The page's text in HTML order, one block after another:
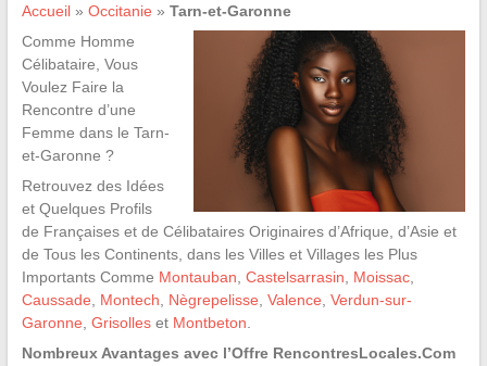
Accueil» Occitanie » Tarn-et-Garonne
Comme Homme
Célibataire, Vous
Voulez Faire la
Rencontre d’une
Femme dans le Tarn-
et-Garonne ?
Retrouvez des Idées
et Quelques Profils
de Françaises et de Célibataires Originaires d’Afrique, d’Asie et
de Tous les Continents, dans les Villes et Villages les Plus
Importants Comme Montauban Castelsarrasin Moissac,
Caussade
Montech Nègrepelisse Valence Verdun-sur-
Garonne Grisolleset Montbeton
Nombreux Avantages avec l’Offre RencontresLocales.Com